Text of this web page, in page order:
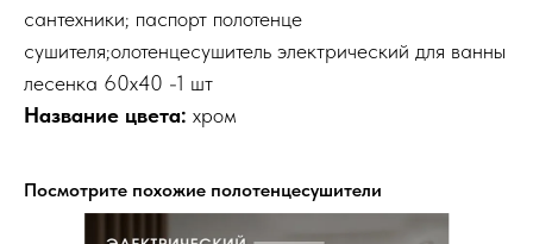
сантехники; паспорт полотенце
сушителя;олотенцесушитель электрический для ванны
лесенка 60х40 -1 шт
Название цвета: хром
Посмотрите похожие полотенцесушители